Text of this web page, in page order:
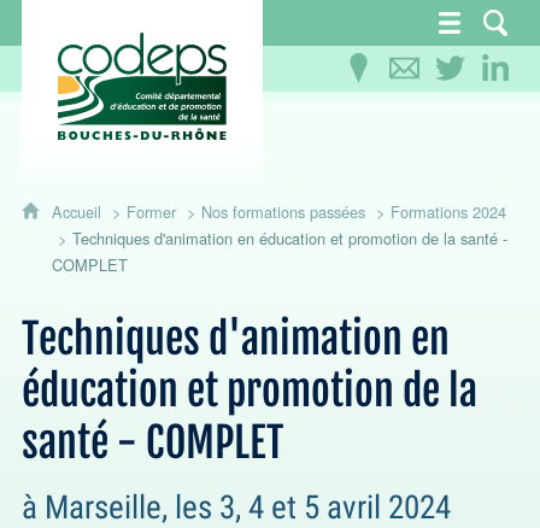
CoDEPS 13 - Comité départemental
Accueil Former Nos formations passées
Formations 2024
Techniques d'animation en éducation et promotion de la santé -
COMPLET
Techniques d'animation en
éducation et promotion de la
santé - COMPLET
à Marseille, les 3, 4 et 5 avril 2024